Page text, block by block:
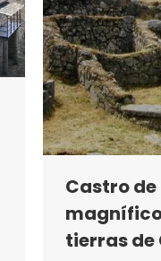
Castro
tierras de